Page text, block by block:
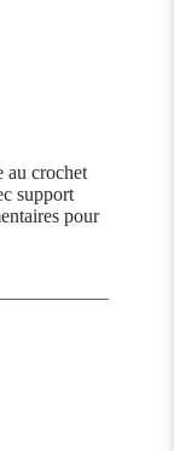
au crochet
support
pour